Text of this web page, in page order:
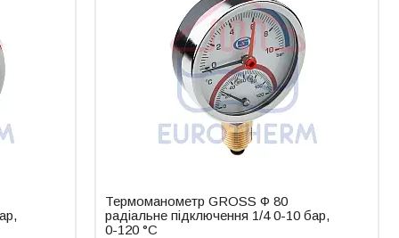
Термоманометр GROSS Ф 80
радіальне підключення 1/4 0-10 бар,
0-120 °C